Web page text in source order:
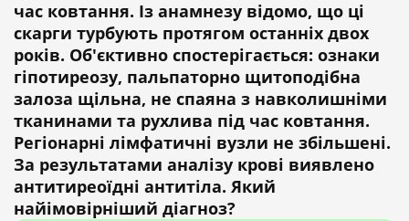
час ковтання. Із анамнезу відомо, що ці
скарги турбують протягом останніх двох
років. Об'єктивно спостерігається: ознаки
гіпотиреозу, пальпаторно щитоподібна
залоза щільна, не спаяна з навколишніми
тканинами та рухлива під час ковтання.
Регіонарні лімфатичні вузли не збільшені.
За результатами аналізу крові виявлено
антитиреоїдні антитіла. Який
найімовірніший діагноз?